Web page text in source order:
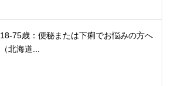
18-75歳：便秘または下痢でお悩みの方へ
（北海道...